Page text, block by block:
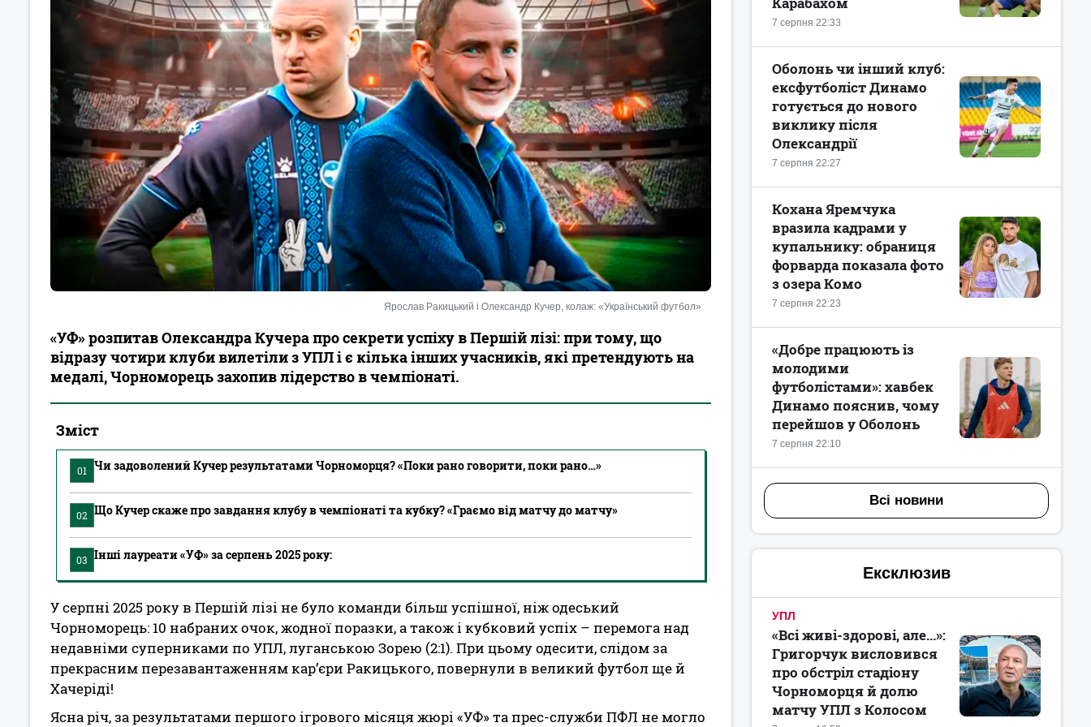
Ярослав Ракицький і Олександр Кучер, колаж: «Український футбол»
«УФ» розпитав Олександра Кучера про секрети успіху в Першій лізі: при тому, що
відразу чотири клуби вилетіли з УПЛ і є кілька інших учасників, які претендують на
медалі, Чорноморець захопив лідерство в чемпіонаті.
Зміст
01 Чи задоволений Кучер результатами Чорноморця? «Поки рано говорити, поки рано…»
02 Що Кучер скаже про завдання клубу в чемпіонаті та кубку? «Граємо від матчу до матчу»
03 Інші лауреати «УФ» за серпень 2025 року:
У серпні 2025 року в Першій лізі не було команди більш успішної, ніж одеський
Чорноморець: 10 набраних очок, жодної поразки, а також і кубковий успіх – перемога над
недавніми суперниками по УПЛ, луганською Зорею (2:1). При цьому одесити, слідом за
прекрасним перезавантаженням кар’єри Ракицького, повернули в великий футбол ще й
Хачеріді!
Ясна річ, за результатами першого ігрового місяця жюрі «УФ» та прес-служби ПФЛ не могло
7 серпня 22:33
7 серпня 22:27
Оболонь чи інший клуб:
ексфутболіст Динамо
готується до нового
виклику після
Олександрії
7 серпня 22:23
Кохана Яремчука
вразила кадрами у
купальнику: обраниця
форварда показала фото
з озера Комо
7 серпня 22:10
«Добре працюють із
молодими
футболістами»: хавбек
Динамо пояснив, чому
перейшов у Оболонь
Всі новини
Ексклюзив
УПЛ
«Всі живі-здорові, але...»:
Григорчук висловився
про обстріл стадіону
Чорноморця й долю
матчу УПЛ з Колосом